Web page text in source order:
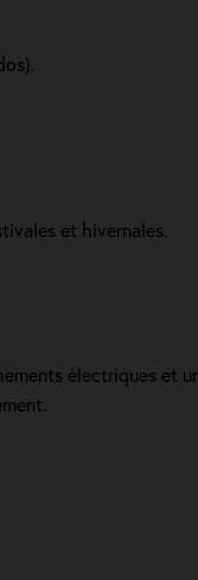
et hivernales.
électriques et